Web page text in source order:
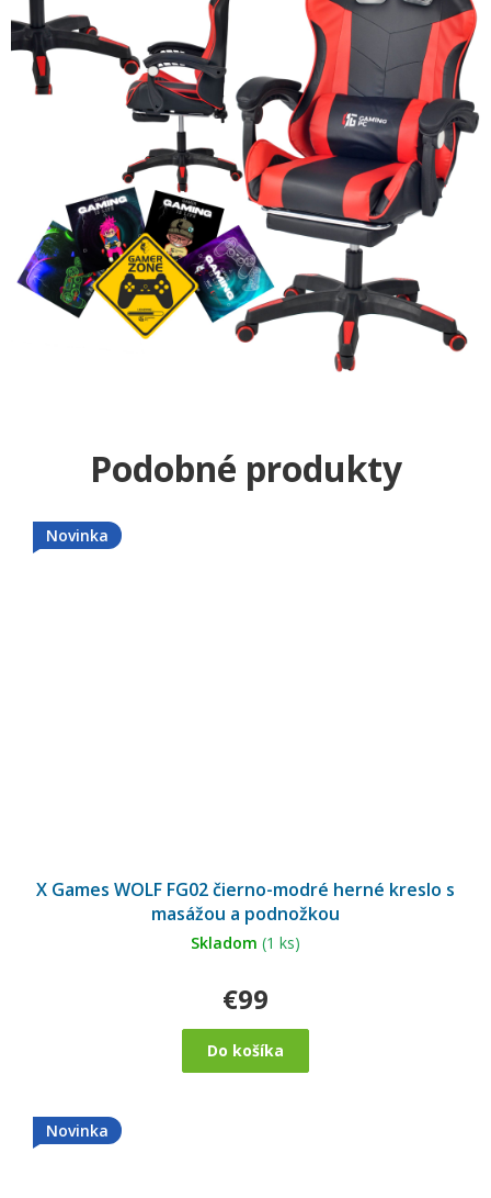
Novinka
X Games WOLF FG02 čierno-modré herné kreslo s
masážou a podnožkou
Skladom (1 ks)
€99
Do košíka
Novinka